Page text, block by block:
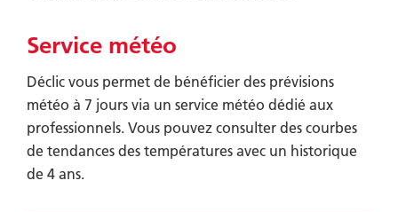
Service météo
Déclic vous permet de bénéficier des prévisions
météo à 7 jours via un service météo dédié aux
professionnels. Vous pouvez consulter des courbes
de tendances des températures avec un historique
de 4 ans.